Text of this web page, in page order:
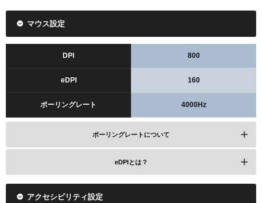
マウス設定
DPI 800
eDPI 160
ポーリングレート 4000Hz
ポーリングレートについて
eDPIとは？
アクセシビリティ設定